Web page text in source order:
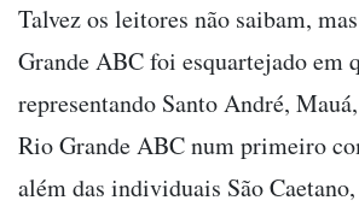
Talvez os leitores não saibam,
Grande ABC foi esquartejado em
representando Santo André,
Rio Grande ABC num primeiro
além das individuais São